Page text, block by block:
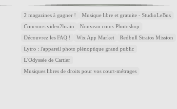
2 magazines à gagner ! Musique libre et gratuite - StudioLeBus
Concours video2brain Nouveau cours Photoshop
Découvrez les FAQ ! Wix App Market Redbull Stratos Mission
Lytro : l'appareil photo plénoptique grand public
L'Odyssée de Cartier
Musiques libres de droits pour vos court-métrages